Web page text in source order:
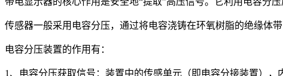
传感器一般采用电容分压，通过将电容浇铸在环氧树脂的绝缘体
电容分压装置的作用有：
1、电容分压获取信号：装置中的传感单元（即电容分接装置）